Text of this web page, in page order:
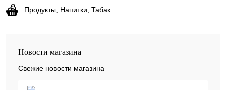
Продукты, Напитки, Табак
Новости магазина
Свежие новости магазина